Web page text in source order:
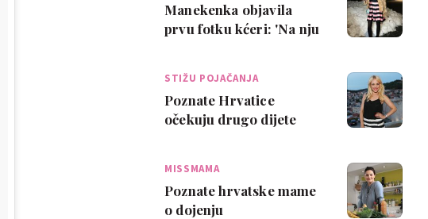
Manekenka objavila
prvu fotku kćeri: 'Na nju
STIŽU POJAČANJA
Poznate Hrvatice
očekuju drugo dijete
MISSMAMA
Poznate hrvatske mame
o dojenju